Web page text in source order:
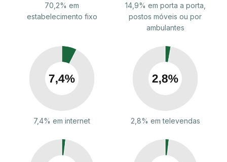
70,2% em
estabelecimento fixo
14,9% em porta a porta,
postos móveis ou por
ambulantes
7,4% em internet 2,8% em televendas